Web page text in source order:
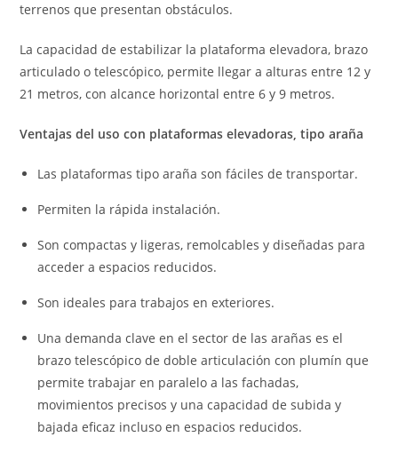
terrenos que presentan obstáculos.
La capacidad de estabilizar la plataforma elevadora, brazo
articulado o telescópico, permite llegar a alturas entre 12 y
21 metros, con alcance horizontal entre 6 y 9 metros.
Ventajas del uso con plataformas elevadoras, tipo araña
Las plataformas tipo araña son fáciles de transportar.
Permiten la rápida instalación.
Son compactas y ligeras, remolcables y diseñadas para
acceder a espacios reducidos.
Son ideales para trabajos en exteriores.
Una demanda clave en el sector de las arañas es el
brazo telescópico de doble articulación con plumín que
permite trabajar en paralelo a las fachadas,
movimientos precisos y una capacidad de subida y
bajada eficaz incluso en espacios reducidos.